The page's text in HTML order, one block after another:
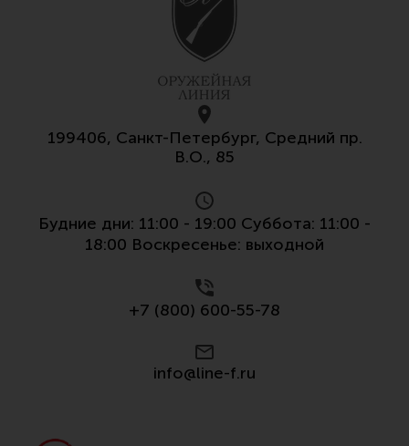
199406, Санкт-Петербург, Средний пр.
В.О., 85
Будние дни: 11:00 - 19:00 Суббота: 11:00 -
18:00 Воскресенье: выходной
+7 (800) 600-55-78
info@line-f.ru